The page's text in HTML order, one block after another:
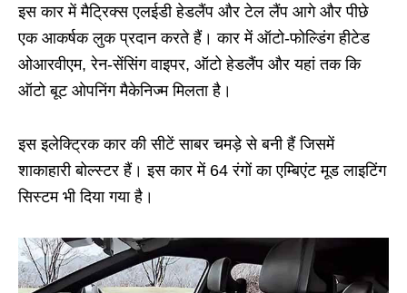
इस कार में मैट्रिक्स एलईडी हेडलैंप और टेल लैंप आगे और पीछे
एक आकर्षक लुक प्रदान करते हैं। कार में ऑटो-फोल्डिंग हीटेड
ओआरवीएम, रेन-सेंसिंग वाइपर, ऑटो हेडलैंप और यहां तक ​​कि
ऑटो बूट ओपनिंग मैकेनिज्म मिलता है।
इस इलेक्ट्रिक कार की सीटें साबर चमड़े से बनी हैं जिसमें
शाकाहारी बोल्स्टर हैं। इस कार में 64 रंगों का एम्बिएंट मूड लाइटिंग
सिस्टम भी दिया गया है।